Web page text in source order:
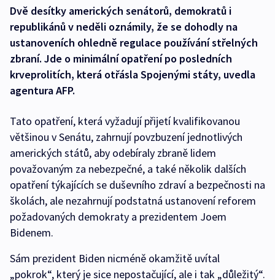
Dvě desítky amerických senátorů, demokratů i
republikánů v neděli oznámily, že se dohodly na
ustanoveních ohledně regulace používání střelných
zbraní. Jde o minimální opatření po posledních
krveprolitích, která otřásla Spojenými státy, uvedla
agentura AFP.
Tato opatření, která vyžadují přijetí kvalifikovanou
většinou v Senátu, zahrnují povzbuzení jednotlivých
amerických států, aby odebíraly zbraně lidem
považovaným za nebezpečné, a také několik dalších
opatření týkajících se duševního zdraví a bezpečnosti na
školách, ale nezahrnují podstatná ustanovení reforem
požadovaných demokraty a prezidentem Joem
Bidenem.
Sám prezident Biden nicméně okamžitě uvítal
„pokrok“, který je sice nepostačující, ale i tak „důležitý“.